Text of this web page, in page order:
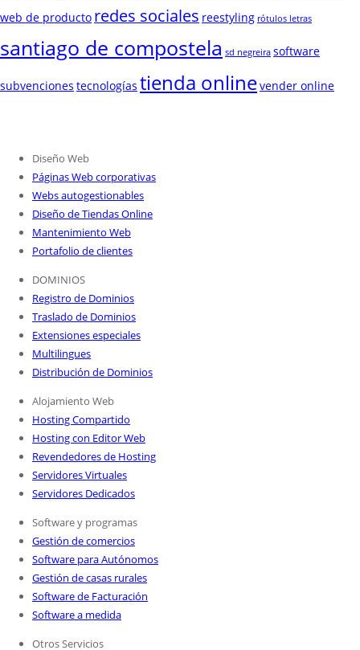
web de producto redes sociales reestyling rótulos letras
santiago de compostela sd negreira software
subvenciones tecnologías tienda onlinevender online
Diseño Web
Páginas Web corporativas
Webs autogestionables
Diseño de Tiendas Online
Mantenimiento Web
Portafolio de clientes
DOMINIOS
Registro de Dominios
Traslado de Dominios
Extensiones especiales
Multilingues
Distribución de Dominios
Alojamiento Web
Hosting Compartido
Hosting con Editor Web
Revendedores de Hosting
Servidores Virtuales
Servidores Dedicados
Software y programas
Gestión de comercios
Software para Autónomos
Gestión de casas rurales
Software de Facturación
Software a medida
Otros Servicios